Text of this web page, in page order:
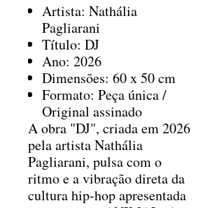
Artista: Nathália
Pagliarani
Título: DJ
Ano: 2026
Dimensões: 60 x 50 cm
Formato: Peça única /
Original assinado
A obra "DJ", criada em 2026
pela artista Nathália
Pagliarani, pulsa com o
ritmo e a vibração direta da
cultura hip-hop apresentada